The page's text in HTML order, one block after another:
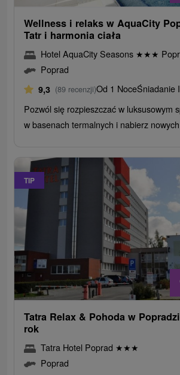
Wellness i relaks w AquaCity
Tatr i harmonia ciała
Hotel AquaCity Seasons ★★★
Poprad
9,3 (89 recenzji)Od 1 NoceŚniadanie
Pozwól się rozpieszczać w luksusowym
w basenach termalnych i nabierz
TIP
Tatra Relax & Pohoda w
rok
Tatra Hotel Poprad ★★★
Poprad